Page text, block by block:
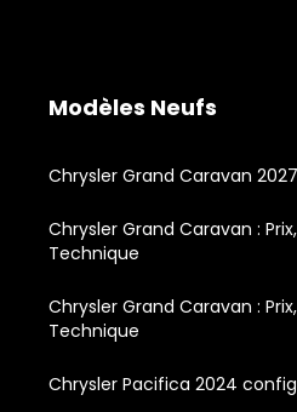
Modèles Neufs
Chrysler Grand Caravan
Chrysler Grand Caravan :
Technique
Chrysler Grand Caravan :
Technique
Chrysler Pacifica 2024